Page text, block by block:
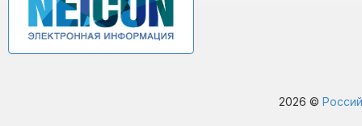
2026 ©